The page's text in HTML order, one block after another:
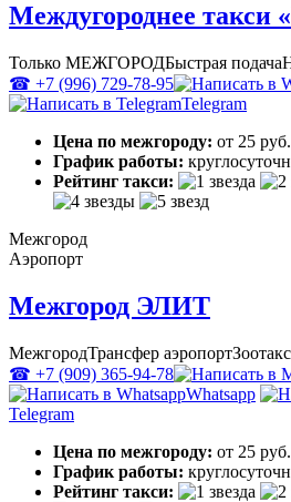
Междугороднее
Только МЕЖГОРОДБыстрая подача
☎ +7 (996) 729-78-95
Telegram
Цена по межгороду: от 25
График работы:
Рейтинг такси:
Межгород
Аэропорт
Межгород ЭЛИТ
МежгородТрансфер аэропорт
☎ +7 (909) 365-94-78
Whatsapp
Telegram
Цена по межгороду: от 25
График работы:
Рейтинг такси: